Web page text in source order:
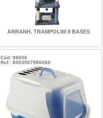
ARRANH. TRAMPOLIM 8 BASES
Cód: 98606
Ref.: 8003507986060